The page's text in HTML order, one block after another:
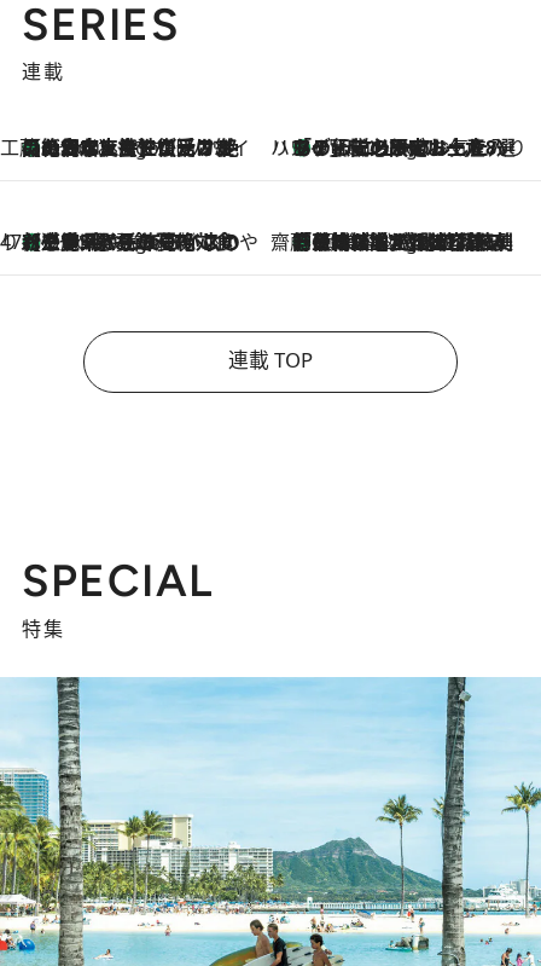
SERIES
連載
工藤まやのおもてなしハワイ
9 Hours Ago
【ハワイ土産】ローカルの絶大な支持で復活！ 絶品の幻クッキー《元ファンの日本人女性が受け継いだ名店》 ハワイ賢者 リサのお気に入りリスト9 Hours Ago
あの伝説の限定トートも！ リニューアルした「ディーン＆デルーカ ハワイ」で必須のお土産8選
47都道府県の手みやげ ひんやりスイーツで夏を満喫
9 Hours Ago
【三重県】この夏絶対食べたい 冷やしておいしいおやつ3選 お餅×アイスの新感覚スイーツ 齋藤 薫 美容脳ルネサンス
9 Hours Ago
「荷物が増えるほど旅ストレスは増す」美容ジャーナリストがたどり着いた最終結論。“化粧品を劇的に減らす”感動の凝縮美容とは
連載 TOP
SPECIAL
特集